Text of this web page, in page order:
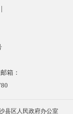
箱：
县区人民政府办公室